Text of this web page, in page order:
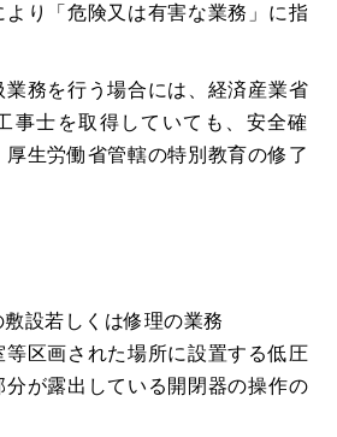
り「危険又は有害な業務」に指
業務を行う場合には、経済産業省
事士を取得していても、安全確
生労働省管轄の特別教育の修了
敷設若しくは修理の業務
等区画された場所に設置する低圧
が露出している開閉器の操作の